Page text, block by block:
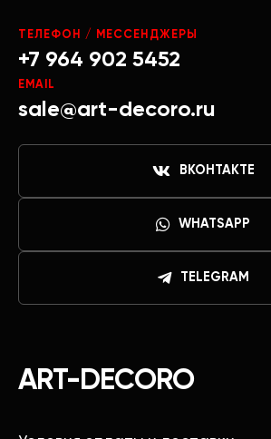
ART-DECORO
ТЕЛЕФОН / МЕССЕНДЖЕРЫ
+7 964 902 5452
EMAIL
sale@art-decoro.ru
ВКОНТАКТЕ
WHATSAPP
TELEGRAM